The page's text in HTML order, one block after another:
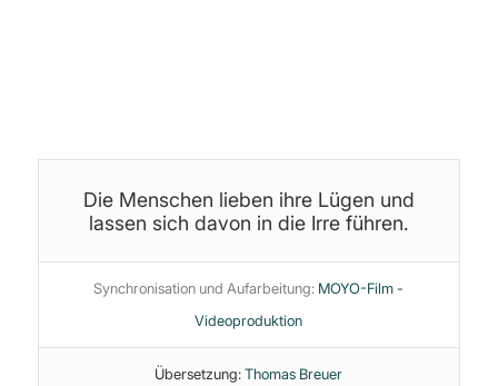
Die Menschen lieben ihre Lügen und
lassen sich davon in die Irre führen.
Synchronisation und Aufarbeitung: MOYO-Film -
Videoproduktion
Übersetzung:Thomas Breuer